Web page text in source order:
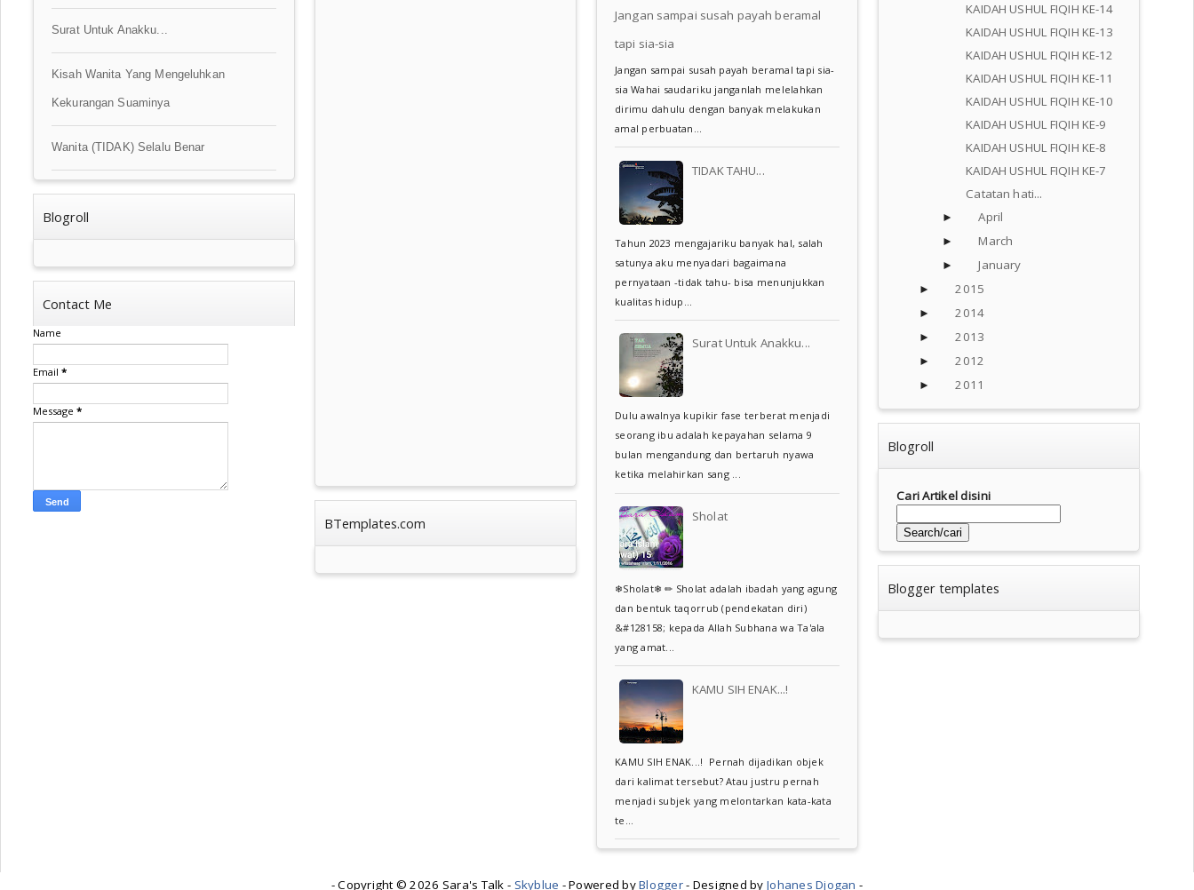
Surat Untuk Anakku...
Kisah Wanita Yang Mengeluhkan
Kekurangan Suaminya
Wanita (TIDAK) Selalu Benar
Blogroll
Contact Me
Name
Email *
Message *
BTemplates.com
Jangan sampai susah payah beramal
tapi sia-sia
Jangan sampai susah payah beramal tapi sia-
sia Wahai saudariku janganlah melelahkan
dirimu dahulu dengan banyak melakukan
amal perbuatan...
TIDAK TAHU...
Tahun 2023 mengajariku banyak hal, salah
satunya aku menyadari bagaimana
pernyataan -tidak tahu- bisa menunjukkan
kualitas hidup...
Surat Untuk Anakku...
Dulu awalnya kupikir fase terberat menjadi
seorang ibu adalah kepayahan selama 9
bulan mengandung dan bertaruh nyawa
ketika melahirkan sang ...
Sholat
❄Sholat❄ ✏ Sholat adalah ibadah yang agung
dan bentuk taqorrub (pendekatan diri)
&#128158; kepada Allah Subhana wa Ta'ala
yang amat...
KAMU SIH ENAK...!
KAMU SIH ENAK...! Pernah dijadikan objek
dari kalimat tersebut? Atau justru pernah
menjadi subjek yang melontarkan kata-kata
te...
KAIDAH USHUL FIQIH KE-14
KAIDAH USHUL FIQIH KE-13
KAIDAH USHUL FIQIH KE-12
KAIDAH USHUL FIQIH KE-11
KAIDAH USHUL FIQIH KE-10
KAIDAH USHUL FIQIH KE-9
KAIDAH USHUL FIQIH KE-8
KAIDAH USHUL FIQIH KE-7
Catatan hati...
► April
► March
► January
► 2015
► 2014
► 2013
► 2012
► 2011
Blogroll
Cari Artikel disini
Blogger templates
- Copyright ©2026 Sara's Talk - Skyblue - Powered byBlogger- Designed byJohanes Djogan -